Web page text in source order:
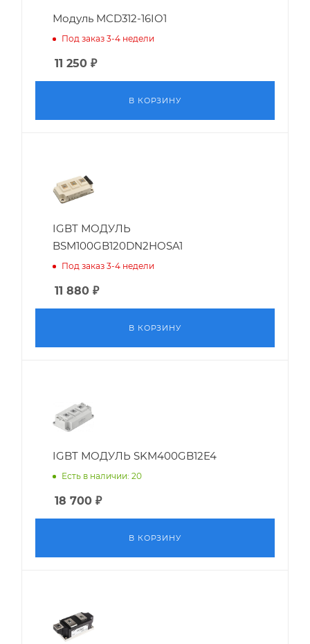
Модуль MCD312-16IO1
Под заказ 3-4 недели
11 250 ₽
В КОРЗИНУ
IGBT МОДУЛЬ
BSM100GB120DN2HOSA1
Под заказ 3-4 недели
11 880 ₽
В КОРЗИНУ
IGBT МОДУЛЬ SKM400GB12E4
Есть в наличии: 20
18 700 ₽
В КОРЗИНУ